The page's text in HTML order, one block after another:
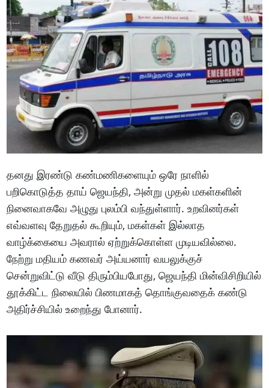
தனது இரண்டு கண்மணிகளையும் ஒரே நாளில்
பறிகொடுத்த தாய் ஜெயந்தி, அன்று முதல் மகள்களின்
நினைவாகவே அழுது புலம்பி வந்துள்ளார். உறவினர்கள்
எவ்வளவு தேறுதல் கூறியும், மகள்கள் இல்லாத
வாழ்க்கையை அவரால் ஏற்றுக்கொள்ள முடியவில்லை.
நேற்று மதியம் கணவர் அய்யனார் வயலுக்குச்
சென்றுவிட்டு வீடு திரும்பியபோது, ஜெயந்தி மின்விசிறியில்
தூக்கிட்ட நிலையில் பிணமாகத் தொங்குவதைக் கண்டு
அதிர்ச்சியில் உறைந்து போனார்.